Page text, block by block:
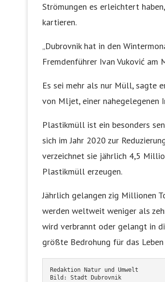
Strömungen es erleichtert
kartieren.
„Dubrovnik hat in den
Fremdenführer Ivan Vuković am
Es sei mehr als nur Müll, sagte
von Mljet, einer nahegelegenen
Plastikmüll ist ein besonders
sich im Jahr 2020 zur
verzeichnet sie jährlich 4,5
Plastikmüll erzeugen.
Jährlich gelangen zig Millionen
werden weltweit weniger als
wird verbrannt oder gelangt in
größte Bedrohung für das
Redaktion Natur und Umwelt
Bild: Stadt Dubrovnik